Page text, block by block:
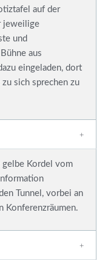
auf der
jeweilige
und
aus
eingeladen, dort
sich sprechen zu
Kordel vom
Tunnel, vorbei an
Konferenzräumen.